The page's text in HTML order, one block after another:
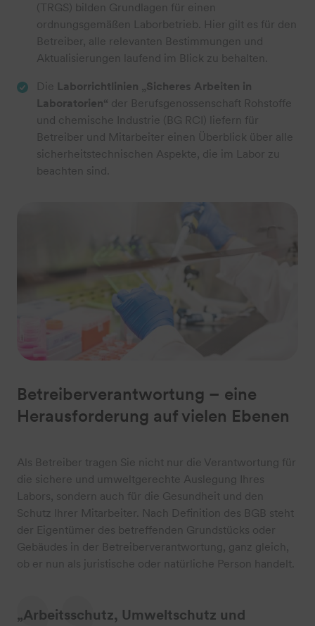
(TRGS) bilden Grundlagen für einen
ordnungsgemäßen Laborbetrieb. Hier gilt es für den
Betreiber, alle relevanten Bestimmungen und
Aktualisierungen laufend im Blick zu behalten.
Die Laborrichtlinien „Sicheres Arbeiten in
Laboratorien“ der Berufsgenossenschaft Rohstoffe
und chemische Industrie (BG RCI) liefern für
Betreiber und Mitarbeiter einen Überblick über alle
sicherheitstechnischen Aspekte, die im Labor zu
beachten sind.
Betreiberverantwortung – eine
Herausforderung auf vielen Ebenen
Als Betreiber tragen Sie nicht nur die Verantwortung für
die sichere und umweltgerechte Auslegung Ihres
Labors, sondern auch für die Gesundheit und den
Schutz Ihrer Mitarbeiter. Nach Definition des BGB steht
der Eigentümer des betreffenden Grundstücks oder
Gebäudes in der Betreiberverantwortung, ganz gleich,
ob er nun als juristische oder natürliche Person handelt.
„Arbeitsschutz, Umweltschutz und